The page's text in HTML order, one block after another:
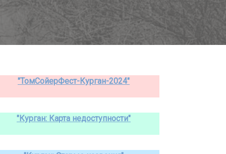
"ТомСойерФест-Курган-2024"
"Курган: Карта недоступности"